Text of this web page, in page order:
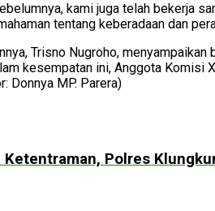
kami juga telah bekerja
tentang keberadaan dan
Trisno Nugroho,
kesempatan ini, Anggota Komisi
Donnya MP. Parera)
Ketentraman, Polres